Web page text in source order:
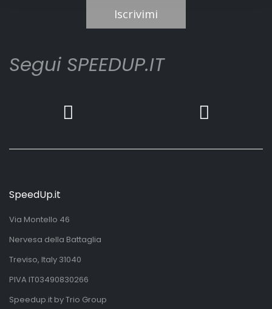
Iscrivimi
Segui SPEEDUP.IT
SpeedUp.it
Via Montello 46
Nervesa della Battaglia
Treviso, Italy 31040
PIVA IT03490830266
Speedup.it by Trio Group